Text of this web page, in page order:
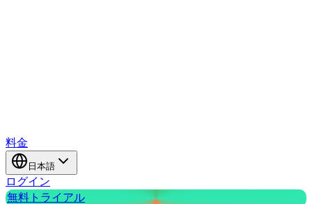
料金
日本語
ログイン
無料トライアル